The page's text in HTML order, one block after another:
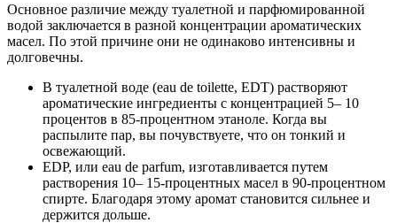
Основное различие между туалетной и парфюмированной
водой заключается в разной концентрации ароматических
масел. По этой причине они не одинаково интенсивны и
долговечны.
В туалетной воде (eau de toilette, EDT) растворяют
ароматические ингредиенты с концентрацией 5– 10
процентов в 85-процентном этаноле. Когда вы
распылите пар, вы почувствуете, что он тонкий и
освежающий.
EDP, или eau de parfum, изготавливается путем
растворения 10– 15-процентных масел в 90-процентном
спирте. Благодаря этому аромат становится сильнее и
держится дольше.